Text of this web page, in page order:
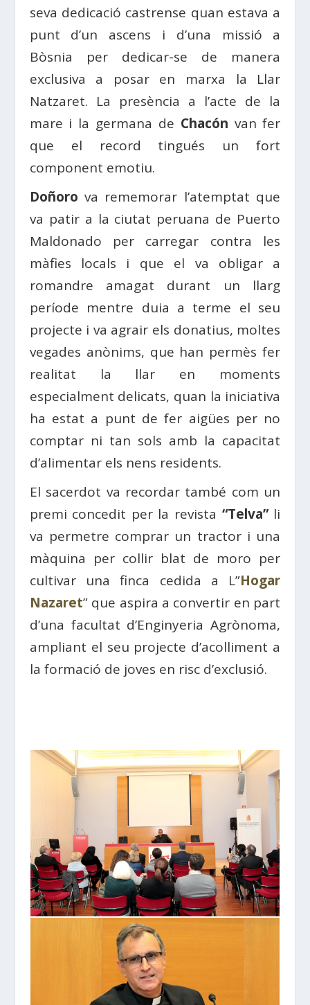
seva dedicació castrense quan estava a
punt d’un ascens i d’una missió a
Bòsnia per dedicar-se de manera
exclusiva a posar en marxa la Llar
Natzaret. La presència a l’acte de la
mare i la germana de Chacón van fer
que el record tingués un fort
component emotiu.
Doñoro va rememorar l’atemptat que
va patir a la ciutat peruana de Puerto
Maldonado per carregar contra les
màfies locals i que el va obligar a
romandre amagat durant un llarg
període mentre duia a terme el seu
projecte i va agrair els donatius, moltes
vegades anònims, que han permès fer
realitat la llar en moments
especialment delicats, quan la iniciativa
ha estat a punt de fer aigües per no
comptar ni tan sols amb la capacitat
d’alimentar els nens residents.
El sacerdot va recordar també com un
premi concedit per la revista “Telva”li
va permetre comprar un tractor i una
màquina per collir blat de moro per
cultivar una finca cedida a L”Hogar
Nazaret” que aspira a convertir en part
d’una facultat d’Enginyeria Agrònoma,
ampliant el seu projecte d’acolliment a
la formació de joves en risc d’exclusió.